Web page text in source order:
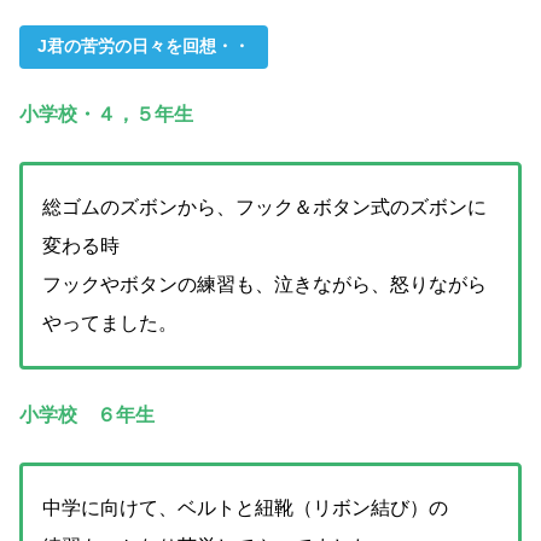
J君の苦労の日々を回想・・
小学校・４，５年生
総ゴムのズボンから、フック＆ボタン式のズボンに
変わる時
フックやボタンの練習も、泣きながら、怒りながら
やってました。
小学校 ６年生
中学に向けて、ベルトと紐靴（リボン結び）の